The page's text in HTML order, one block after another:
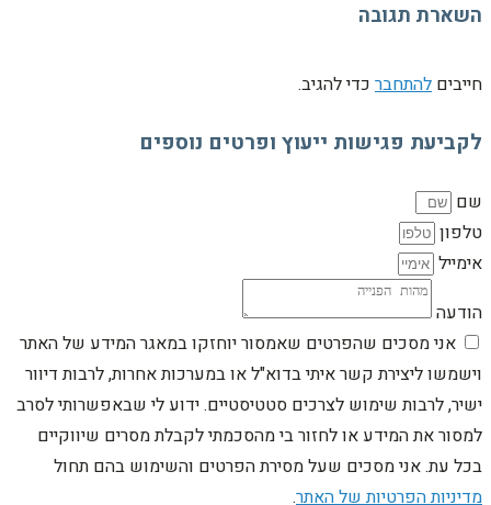
השארת תגובה
חייבים להתחבר כדי להגיב.
לקביעת פגישות ייעוץ ופרטים נוספים
שם
טלפון
אימייל
הודעה
אני מסכים שהפרטים שאמסור יוחזקו במאגר המידע של האתר
וישמשו ליצירת קשר איתי בדוא"ל או במערכות אחרות, לרבות דיוור
ישיר, לרבות שימוש לצרכים סטטיסטיים. ידוע לי שבאפשרותי לסרב
למסור את המידע או לחזור בי מהסכמתי לקבלת מסרים שיווקיים
בכל עת. אני מסכים שעל מסירת הפרטים והשימוש בהם תחול
מדיניות הפרטיות של האתר.